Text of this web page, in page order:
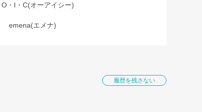
O・I・C(オーアイシー)
emena(エメナ)
履歴を残さない